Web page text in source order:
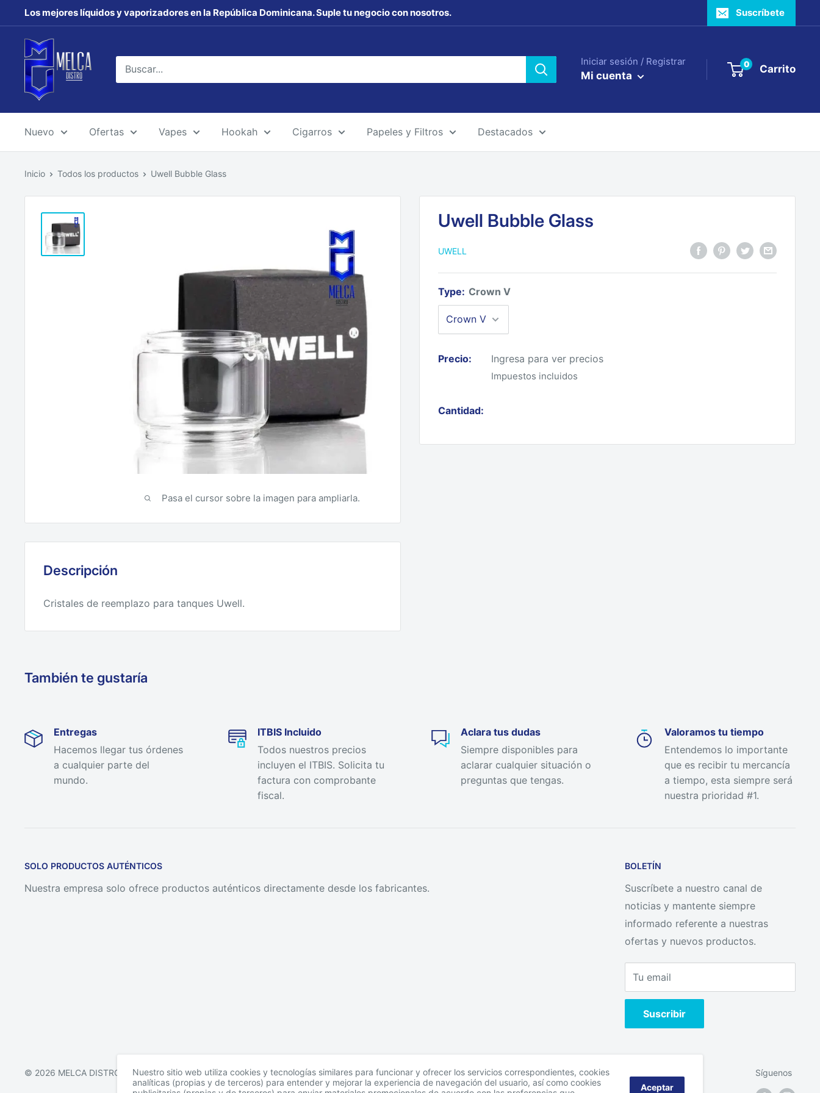
directamente
contenido
Los mejores líquidos y vaporizadores en la República Dominicana. Suple tu negocio con nosotros. Suscríbete
MELCA
DISTRO
Iniciar sesión / Registrar
Mi cuenta
0 Carrito
Nuevo Ofertas Vapes Hookah Cigarros Papeles y Filtros Destacados
Inicio Todos los productos Uwell Bubble Glass
Pasa el cursor sobre la imagen para ampliarla.
Uwell Bubble Glass
UWELL
Type: Crown V
Precio: Ingresa para ver precios
Impuestos incluidos
Cantidad:
Descripción
Cristales de reemplazo para tanques Uwell.
También te gustaría
Entregas
Hacemos llegar tus órdenes
a cualquier parte del
mundo.
ITBIS Incluido
Todos nuestros precios
incluyen el ITBIS. Solicita tu
factura con comprobante
fiscal.
Aclara tus dudas
Siempre disponibles para
aclarar cualquier situación o
preguntas que tengas.
Valoramos tu tiempo
Entendemos lo importante
que es recibir tu mercancía
a tiempo, esta siempre será
nuestra prioridad #1.
SOLO PRODUCTOS AUTÉNTICOS
Nuestra empresa solo ofrece productos auténticos directamente desde los fabricantes.
BOLETÍN
Suscríbete a nuestro canal de
noticias y mantente siempre
informado referente a nuestras
ofertas y nuevos productos.
Tu email
Suscribir
© 2026 MELCA DISTRO Síguenos
Nuestro sitio web utiliza cookies y tecnologías similares para funcionar y ofrecer los servicios correspondientes, cookies
analíticas (propias y de terceros) para entender y mejorar la experiencia de navegación del usuario, así como cookies
Aceptar